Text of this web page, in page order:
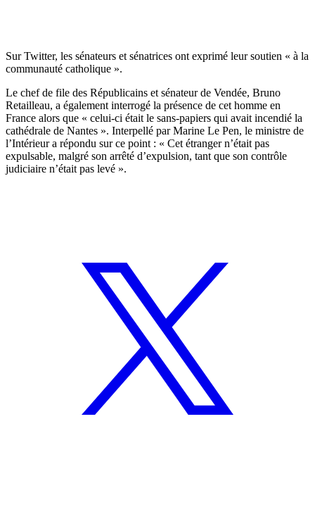
Sur Twitter, les sénateurs et sénatrices ont exprimé leur soutien « à la
communauté catholique ».
Le chef de file des Républicains et sénateur de Vendée, Bruno
Retailleau, a également interrogé la présence de cet homme en
France alors que « celui-ci était le sans-papiers qui avait incendié la
cathédrale de Nantes ». Interpellé par Marine Le Pen, le ministre de
l’Intérieur a répondu sur ce point : « Cet étranger n’était pas
expulsable, malgré son arrêté d’expulsion, tant que son contrôle
judiciaire n’était pas levé ».